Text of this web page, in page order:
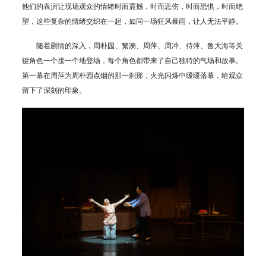
他们的表演让现场观众的情绪时而震撼，时而悲伤，时而恐惧，时而绝
望，这些复杂的情绪交织在一起，如同一场狂风暴雨，让人无法平静。
随着剧情的深入，周朴园、繁漪、周萍、周冲、侍萍、鲁大海等关
键角色一个接一个地登场，每个角色都带来了自己独特的气场和故事。
第一幕在周萍为周朴园点烟的那一刹那，火光闪烁中缓缓落幕，给观众
留下了深刻的印象。